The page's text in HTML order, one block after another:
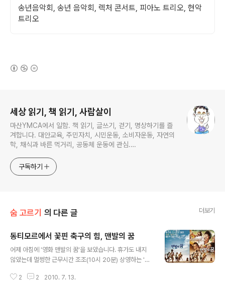
송년음악회, 송년 음악회, 렉처 콘서트, 피아노 트리오, 현악
트리오
세상 읽기, 책 읽기, 사람살이
마산YMCA에서 일함. 책 읽기, 글쓰기, 걷기, 명상하기를 즐
겨합니다. 대안교육, 주민자치, 시민운동, 소비자운동, 자연의
학, 채식과 바른 먹거리, 공동체 운동에 관심.
http://www.facebook.com/ymcaman
구독하기
숨 고르기 의 다른 글 더보기
동티모르에서 꽃핀 축구의 힘, 맨발의 꿈
어제 아침에 '영화 맨발의 꿈'을 보았습니다. 휴가도 내지
않았는데 멀쩡한 근무시간 조조(10시 20분) 상영하는 '맨
시사회를 가졌을 만큼 의미있는 영화인데, 국내 개봉 후 흥
2 2 2010. 7. 13.